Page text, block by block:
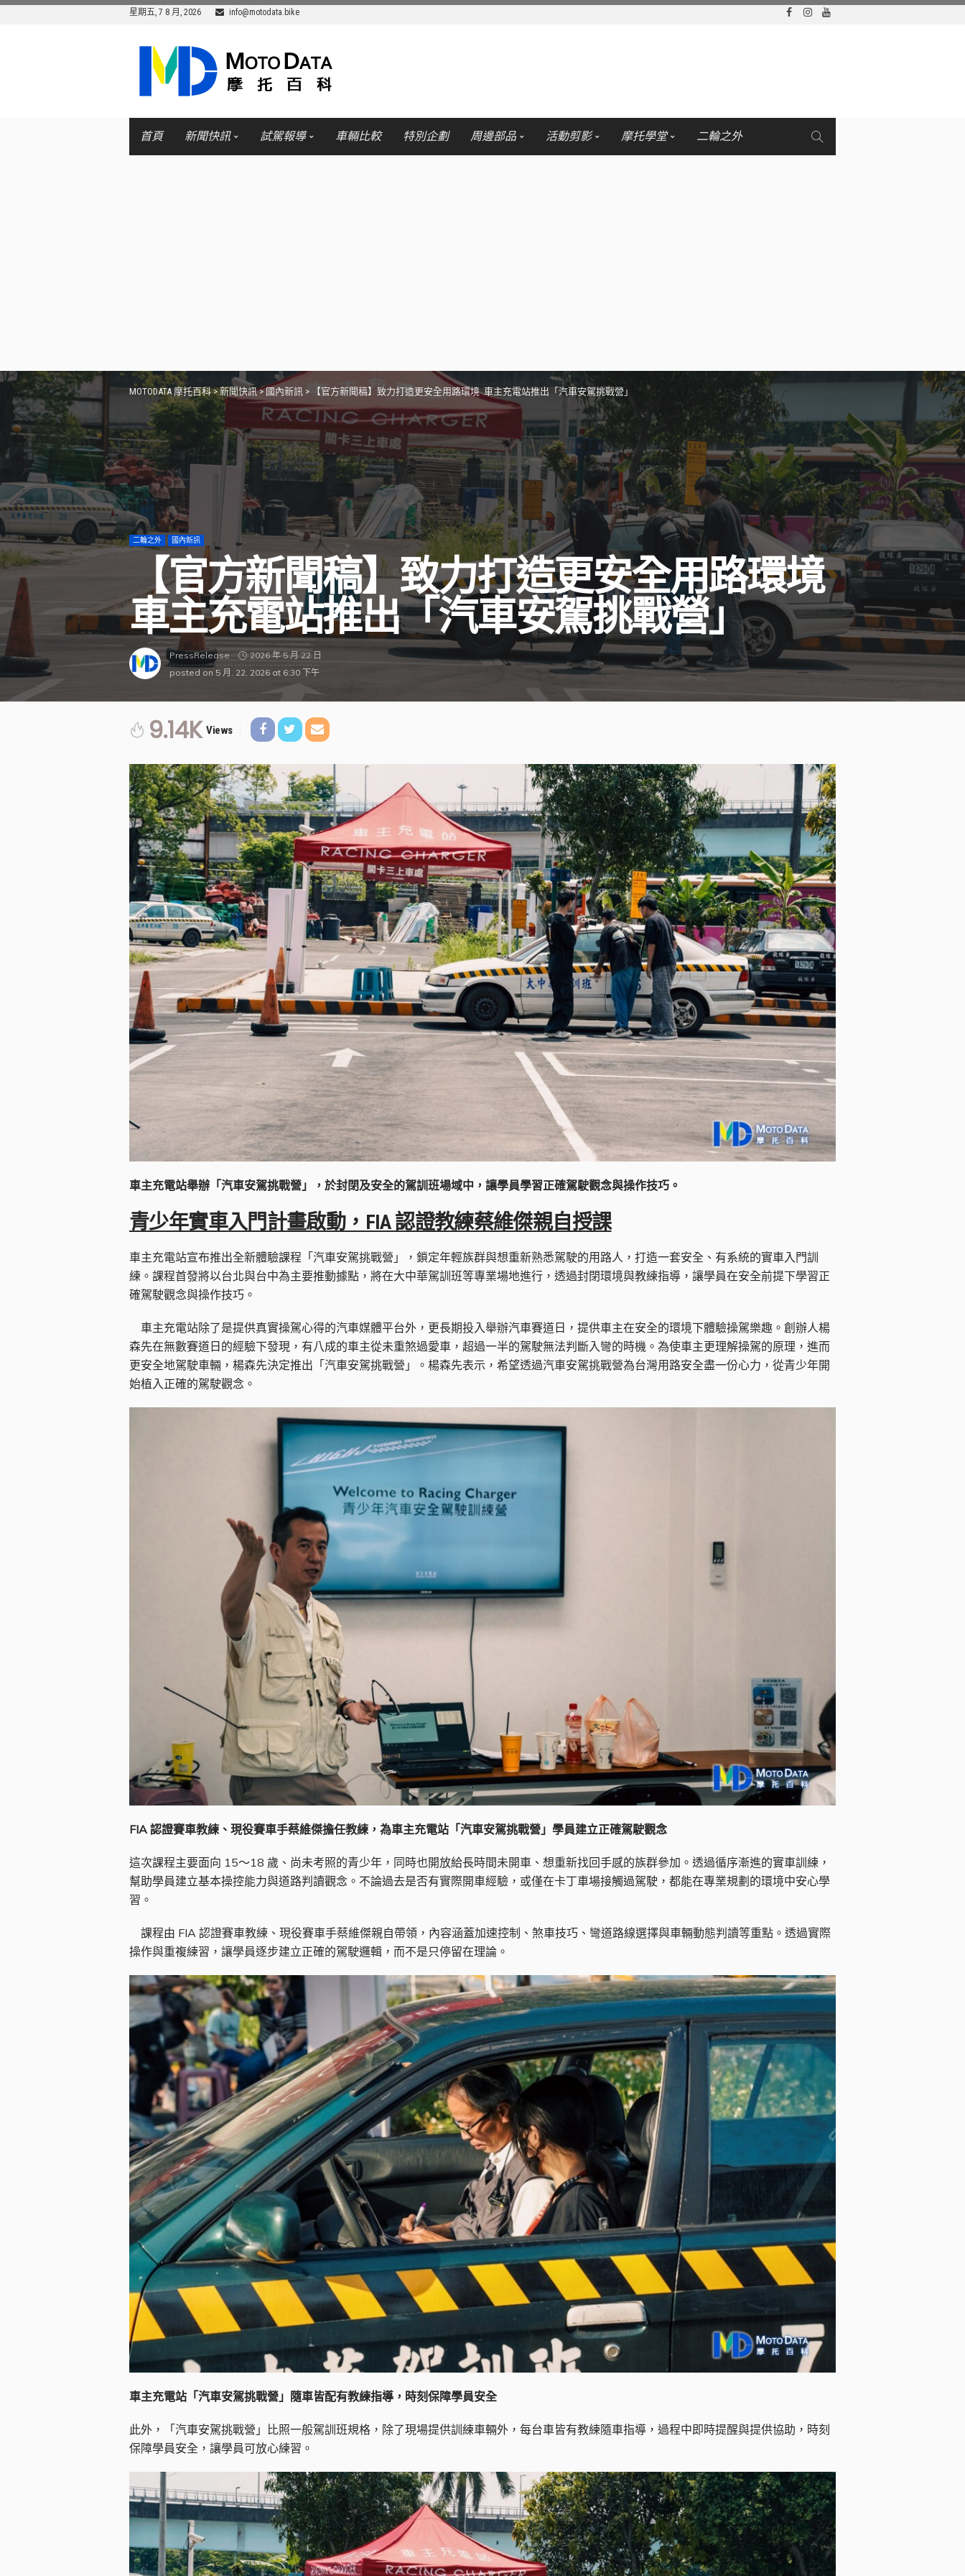
星期五, 7 8 月, 2026 info@motodata.bike
首頁 新聞快訊 試駕報導 車輛比較 特別企劃 周邊部品 活動剪影 摩托學堂 二輪之外
MOTODATA 摩托百科>新聞快訊>國內新訊 > 【官方新聞稿】致力打造更安全用路環境 車主充電站推出「汽車安駕挑戰營」
二輪之外 國內新訊
【官方新聞稿】致力打造更安全用路環境
車主充電站推出「汽車安駕挑戰營」
PressRelease
2026 年 5 月 22 日
posted on 5 月. 22, 2026 at 6:30 下午
9.14K Views
車主充電站舉辦「汽車安駕挑戰營」，於封閉及安全的駕訓班場域中，讓學員學習正確駕駛觀念與操作技巧。
青少年實車入門計畫啟動，FIA 認證教練蔡維傑親自授課
車主充電站宣布推出全新體驗課程「汽車安駕挑戰營」，鎖定年輕族群與想重新熟悉駕駛的用路人，打造一套安全、有系統的實車入門訓
練。課程首發將以台北與台中為主要推動據點，將在大中華駕訓班等專業場地進行，透過封閉環境與教練指導，讓學員在安全前提下學習正
確駕駛觀念與操作技巧。
車主充電站除了是提供真實操駕心得的汽車媒體平台外，更長期投入舉辦汽車賽道日，提供車主在安全的環境下體驗操駕樂趣。創辦人楊
森先在無數賽道日的經驗下發現，有八成的車主從未重煞過愛車，超過一半的駕駛無法判斷入彎的時機。為使車主更理解操駕的原理，進而
更安全地駕駛車輛，楊森先決定推出「汽車安駕挑戰營」。楊森先表示，希望透過汽車安駕挑戰營為台灣用路安全盡一份心力，從青少年開
始植入正確的駕駛觀念。
FIA 認證賽車教練、現役賽車手蔡維傑擔任教練，為車主充電站「汽車安駕挑戰營」學員建立正確駕駛觀念
這次課程主要面向 15～18 歲、尚未考照的青少年，同時也開放給長時間未開車、想重新找回手感的族群參加。透過循序漸進的實車訓練，
幫助學員建立基本操控能力與道路判讀觀念。不論過去是否有實際開車經驗，或僅在卡丁車場接觸過駕駛，都能在專業規劃的環境中安心學
習。
課程由 FIA 認證賽車教練、現役賽車手蔡維傑親自帶領，內容涵蓋加速控制、煞車技巧、彎道路線選擇與車輛動態判讀等重點。透過實際
操作與重複練習，讓學員逐步建立正確的駕駛邏輯，而不是只停留在理論。
車主充電站「汽車安駕挑戰營」隨車皆配有教練指導，時刻保障學員安全
此外，「汽車安駕挑戰營」比照一般駕訓班規格，除了現場提供訓練車輛外，每台車皆有教練隨車指導，過程中即時提醒與提供協助，時刻
保障學員安全，讓學員可放心練習。